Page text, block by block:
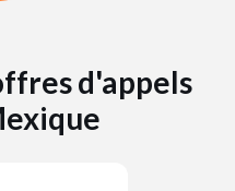
d'appels